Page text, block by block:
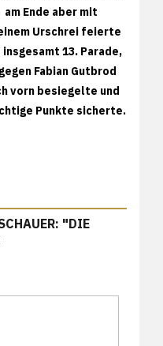
Ende aber mit
Urschrei feierte
13. Parade,
Fabian Gutbrod
vorn besiegelte und
Punkte sicherte.
"DIE